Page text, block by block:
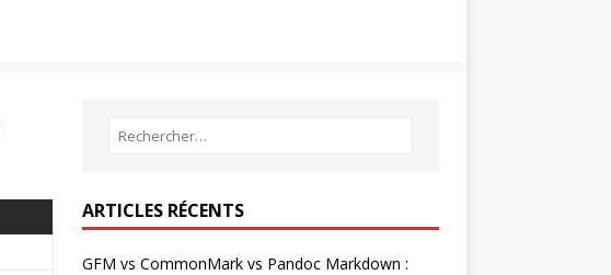
ARTICLES RÉCENTS
GFM vs CommonMark vs Pandoc Markdown :